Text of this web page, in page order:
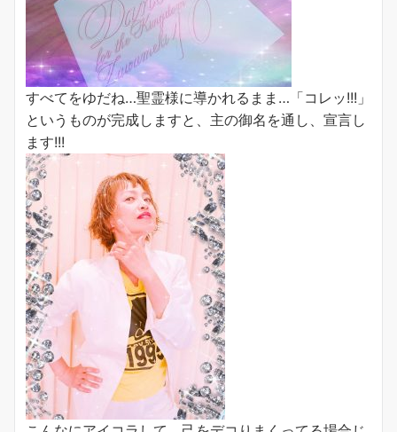
すべてをゆだね…聖霊様に導かれるまま…「コレッ!!!」
というものが完成しますと、主の御名を通し、宣言し
ます!!!